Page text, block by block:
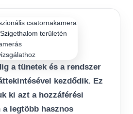
a tünetek és a rendszer
kezdődik. Ez
ki azt a hozzáférési
legtöbb hasznos